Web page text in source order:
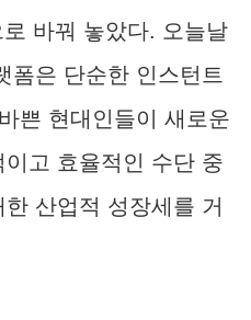
바꿔 놓았다. 오늘날
폼은 단순한 인스턴트
쁜 현대인들이 새로운
고 효율적인 수단 중
산업적 성장세를 거